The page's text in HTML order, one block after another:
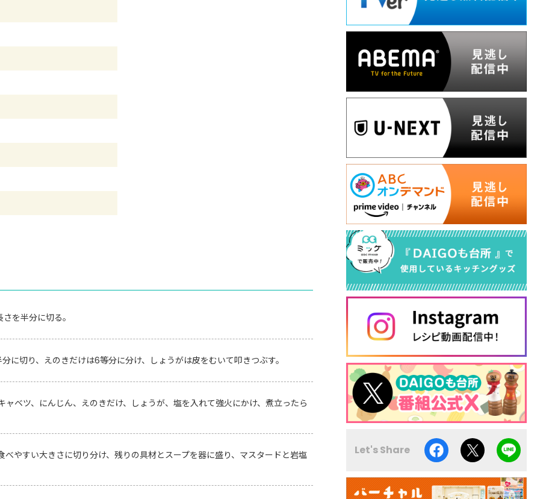
を半分に切る。
に切り、えのきだけは6等分に分け、しょうがは皮をむいて叩きつぶす。
ベツ、にんじん、えのきだけ、しょうが、塩を入れて強火にかけ、煮立ったら
やすい大きさに切り分け、残りの具材とスープを器に盛り、マスタードと岩塩
Let's Share